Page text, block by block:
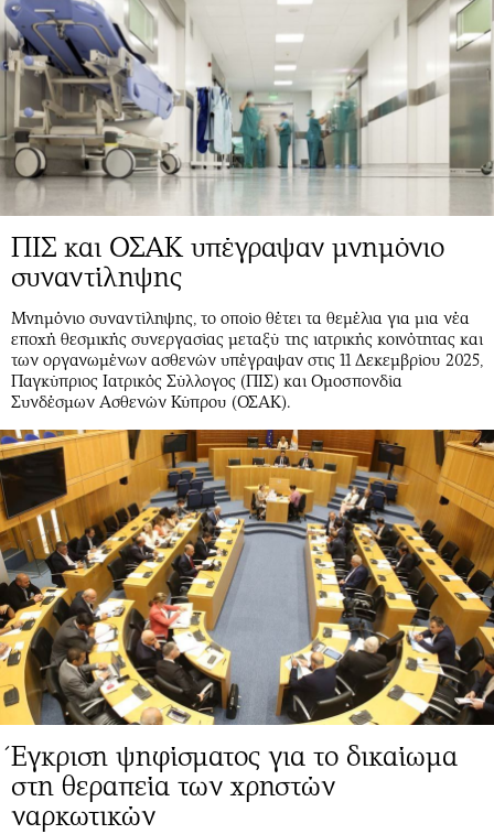
ΠΙΣ και ΟΣΑΚ υπέγραψαν μνημόνιο
συναντίληψης
Μνημόνιο συναντίληψης, το οποίο θέτει τα θεμέλια για μια νέα
εποχή θεσμικής συνεργασίας μεταξύ της ιατρικής κοινότητας και
των οργανωμένων ασθενών υπέγραψαν στις 11 Δεκεμβρίου 2025,
Παγκύπριος Ιατρικός Σύλλογος (ΠΙΣ) και Ομοσπονδία
Συνδέσμων Ασθενών Κύπρου (ΟΣΑΚ).
Έγκριση ψηφίσματος για το δικαίωμα
στη θεραπεία των χρηστών
ναρκωτικών